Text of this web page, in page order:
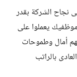
نجاح الشركة بقدر
يعملوا على
أمال وطموحات
بالراتب